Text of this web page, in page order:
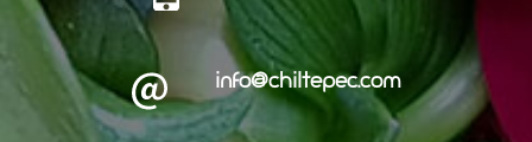
info@chiltepec.com